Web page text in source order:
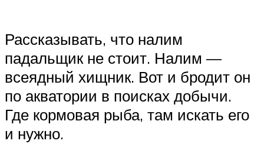
Рассказывать, что налим
падальщик не стоит. Налим —
всеядный хищник. Вот и бродит он
по акватории в поисках добычи.
Где кормовая рыба, там искать его
и нужно.